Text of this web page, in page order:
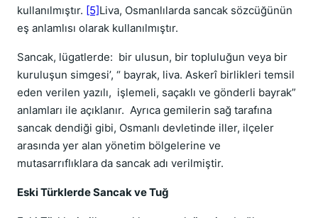
kullanılmıştır. [5]Liva, Osmanlılarda sancak sözcüğünün
eş anlamlısı olarak kullanılmıştır.
Sancak, lügatlerde: bir ulusun, bir topluluğun veya bir
kuruluşun simgesi’, “ bayrak, liva. Askerî birlikleri temsil
eden verilen yazılı, işlemeli, saçaklı ve gönderli bayrak”
anlamları ile açıklanır. Ayrıca gemilerin sağ tarafına
sancak dendiği gibi, Osmanlı devletinde iller, ilçeler
arasında yer alan yönetim bölgelerine ve
mutasarrıflıklara da sancak adı verilmiştir.
Eski Türklerde Sancak ve Tuğ